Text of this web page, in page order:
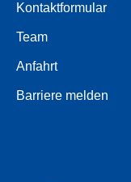
Kontaktformular
Team
Anfahrt
Barriere melden